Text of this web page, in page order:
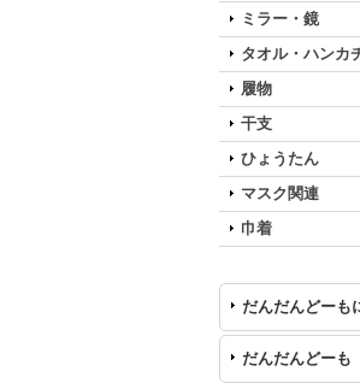
ミラー・鏡
タオル・ハンカ
履物
干支
ひょうたん
マスク関連
巾着
だんだんどーも
だんだんどー